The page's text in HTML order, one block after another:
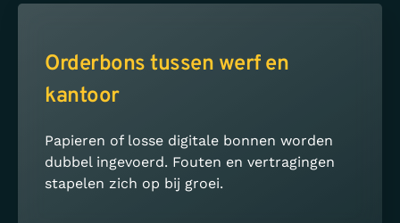
Orderbons tussen werf en
kantoor
Papieren of losse digitale bonnen worden
dubbel ingevoerd. Fouten en vertragingen
stapelen zich op bij groei.